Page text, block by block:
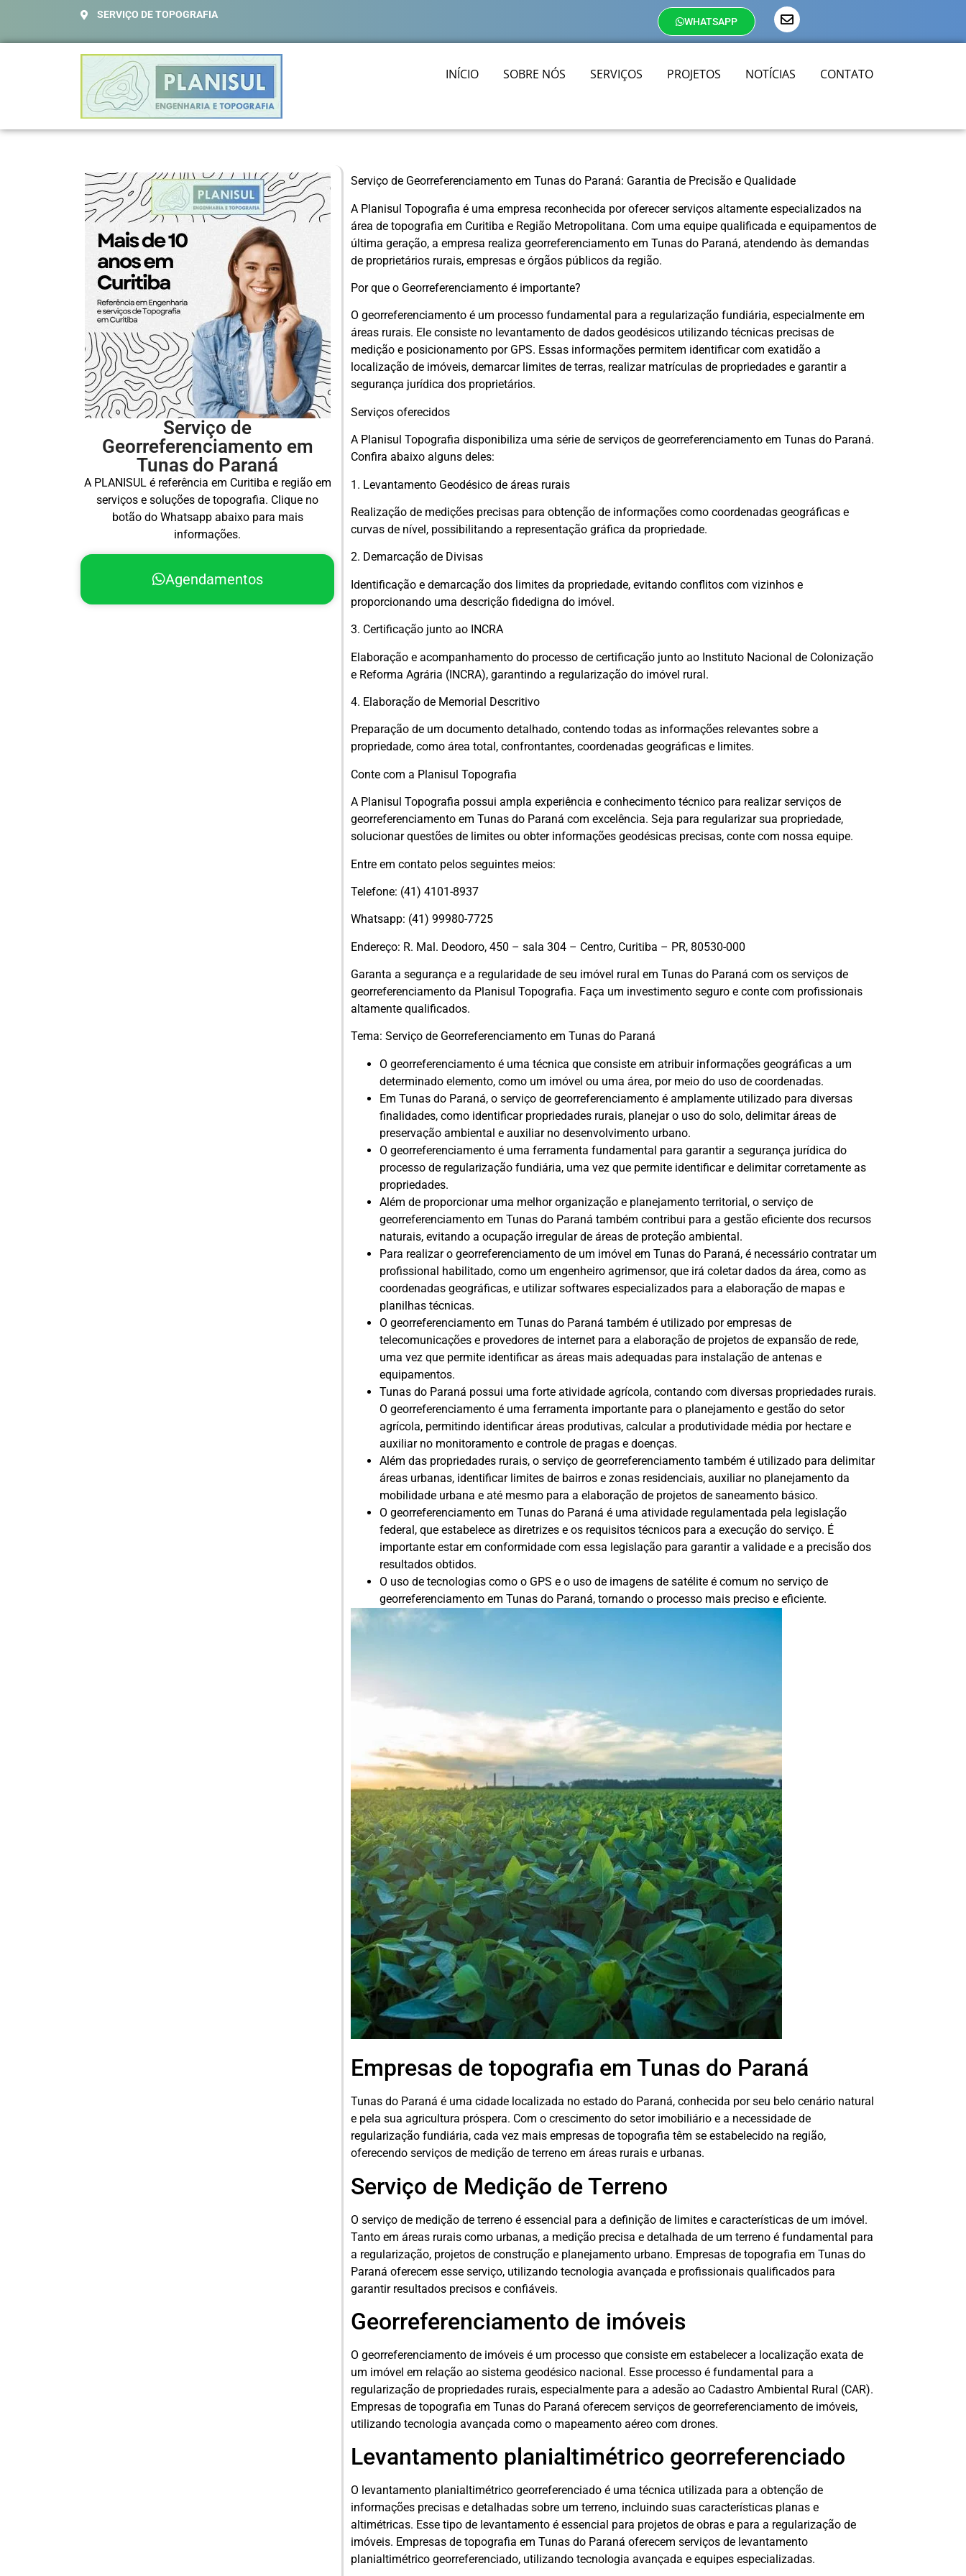
SERVIÇO DE TOPOGRAFIA
WHATSAPP
INÍCIO SOBRE NÓS SERVIÇOS PROJETOS NOTÍCIAS CONTATO
Serviço de
Georreferenciamento em
Tunas do Paraná
A PLANISUL é referência em Curitiba e região em
serviços e soluções de topografia. Clique no
botão do Whatsapp abaixo para mais
informações.
Agendamentos
Serviço de Georreferenciamento em Tunas do Paraná: Garantia de Precisão e Qualidade
A Planisul Topografia é uma empresa reconhecida por oferecer serviços altamente especializados na
área de topografia em Curitiba e Região Metropolitana. Com uma equipe qualificada e equipamentos de
última geração, a empresa realiza georreferenciamento em Tunas do Paraná, atendendo às demandas
de proprietários rurais, empresas e órgãos públicos da região.
Por que o Georreferenciamento é importante?
O georreferenciamento é um processo fundamental para a regularização fundiária, especialmente em
áreas rurais. Ele consiste no levantamento de dados geodésicos utilizando técnicas precisas de
medição e posicionamento por GPS. Essas informações permitem identificar com exatidão a
localização de imóveis, demarcar limites de terras, realizar matrículas de propriedades e garantir a
segurança jurídica dos proprietários.
Serviços oferecidos
A Planisul Topografia disponibiliza uma série de serviços de georreferenciamento em Tunas do Paraná.
Confira abaixo alguns deles:
1. Levantamento Geodésico de áreas rurais
Realização de medições precisas para obtenção de informações como coordenadas geográficas e
curvas de nível, possibilitando a representação gráfica da propriedade.
2. Demarcação de Divisas
Identificação e demarcação dos limites da propriedade, evitando conflitos com vizinhos e
proporcionando uma descrição fidedigna do imóvel.
3. Certificação junto ao INCRA
Elaboração e acompanhamento do processo de certificação junto ao Instituto Nacional de Colonização
e Reforma Agrária (INCRA), garantindo a regularização do imóvel rural.
4. Elaboração de Memorial Descritivo
Preparação de um documento detalhado, contendo todas as informações relevantes sobre a
propriedade, como área total, confrontantes, coordenadas geográficas e limites.
Conte com a Planisul Topografia
A Planisul Topografia possui ampla experiência e conhecimento técnico para realizar serviços de
georreferenciamento em Tunas do Paraná com excelência. Seja para regularizar sua propriedade,
solucionar questões de limites ou obter informações geodésicas precisas, conte com nossa equipe.
Entre em contato pelos seguintes meios:
Telefone: (41) 4101-8937
Whatsapp: (41) 99980-7725
Endereço: R. Mal. Deodoro, 450 – sala 304 – Centro, Curitiba – PR, 80530-000
Garanta a segurança e a regularidade de seu imóvel rural em Tunas do Paraná com os serviços de
georreferenciamento da Planisul Topografia. Faça um investimento seguro e conte com profissionais
altamente qualificados.
Tema: Serviço de Georreferenciamento em Tunas do Paraná
O georreferenciamento é uma técnica que consiste em atribuir informações geográficas a um
determinado elemento, como um imóvel ou uma área, por meio do uso de coordenadas.
Em Tunas do Paraná, o serviço de georreferenciamento é amplamente utilizado para diversas
finalidades, como identificar propriedades rurais, planejar o uso do solo, delimitar áreas de
preservação ambiental e auxiliar no desenvolvimento urbano.
O georreferenciamento é uma ferramenta fundamental para garantir a segurança jurídica do
processo de regularização fundiária, uma vez que permite identificar e delimitar corretamente as
propriedades.
Além de proporcionar uma melhor organização e planejamento territorial, o serviço de
georreferenciamento em Tunas do Paraná também contribui para a gestão eficiente dos recursos
naturais, evitando a ocupação irregular de áreas de proteção ambiental.
Para realizar o georreferenciamento de um imóvel em Tunas do Paraná, é necessário contratar um
profissional habilitado, como um engenheiro agrimensor, que irá coletar dados da área, como as
coordenadas geográficas, e utilizar softwares especializados para a elaboração de mapas e
planilhas técnicas.
O georreferenciamento em Tunas do Paraná também é utilizado por empresas de
telecomunicações e provedores de internet para a elaboração de projetos de expansão de rede,
uma vez que permite identificar as áreas mais adequadas para instalação de antenas e
equipamentos.
Tunas do Paraná possui uma forte atividade agrícola, contando com diversas propriedades rurais.
O georreferenciamento é uma ferramenta importante para o planejamento e gestão do setor
agrícola, permitindo identificar áreas produtivas, calcular a produtividade média por hectare e
auxiliar no monitoramento e controle de pragas e doenças.
Além das propriedades rurais, o serviço de georreferenciamento também é utilizado para delimitar
áreas urbanas, identificar limites de bairros e zonas residenciais, auxiliar no planejamento da
mobilidade urbana e até mesmo para a elaboração de projetos de saneamento básico.
O georreferenciamento em Tunas do Paraná é uma atividade regulamentada pela legislação
federal, que estabelece as diretrizes e os requisitos técnicos para a execução do serviço. É
importante estar em conformidade com essa legislação para garantir a validade e a precisão dos
resultados obtidos.
O uso de tecnologias como o GPS e o uso de imagens de satélite é comum no serviço de
georreferenciamento em Tunas do Paraná, tornando o processo mais preciso e eficiente.
Empresas de topografia em Tunas do Paraná
Tunas do Paraná é uma cidade localizada no estado do Paraná, conhecida por seu belo cenário natural
e pela sua agricultura próspera. Com o crescimento do setor imobiliário e a necessidade de
regularização fundiária, cada vez mais empresas de topografia têm se estabelecido na região,
oferecendo serviços de medição de terreno em áreas rurais e urbanas.
Serviço de Medição de Terreno
O serviço de medição de terreno é essencial para a definição de limites e características de um imóvel.
Tanto em áreas rurais como urbanas, a medição precisa e detalhada de um terreno é fundamental para
a regularização, projetos de construção e planejamento urbano. Empresas de topografia em Tunas do
Paraná oferecem esse serviço, utilizando tecnologia avançada e profissionais qualificados para
garantir resultados precisos e confiáveis.
Georreferenciamento de imóveis
O georreferenciamento de imóveis é um processo que consiste em estabelecer a localização exata de
um imóvel em relação ao sistema geodésico nacional. Esse processo é fundamental para a
regularização de propriedades rurais, especialmente para a adesão ao Cadastro Ambiental Rural (CAR).
Empresas de topografia em Tunas do Paraná oferecem serviços de georreferenciamento de imóveis,
utilizando tecnologia avançada como o mapeamento aéreo com drones.
Levantamento planialtimétrico georreferenciado
O levantamento planialtimétrico georreferenciado é uma técnica utilizada para a obtenção de
informações precisas e detalhadas sobre um terreno, incluindo suas características planas e
altimétricas. Esse tipo de levantamento é essencial para projetos de obras e para a regularização de
imóveis. Empresas de topografia em Tunas do Paraná oferecem serviços de levantamento
planialtimétrico georreferenciado, utilizando tecnologia avançada e equipes especializadas.